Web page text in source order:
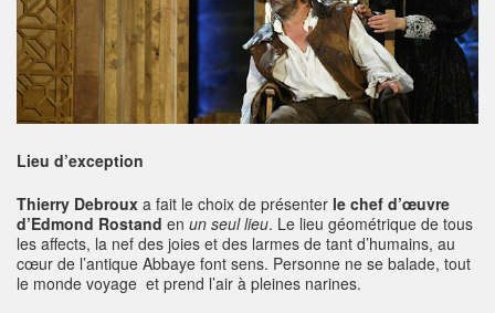
Lieu d’exception
Thierry Debroux a fait le choix de présenter le chef d’œuvre
d’Edmond Rostand en un seul lieu. Le lieu géométrique de tous
les affects, la nef des joies et des larmes de tant d’humains, au
cœur de l’antique Abbaye font sens. Personne ne se balade, tout
le monde voyage et prend l’air à pleines narines.